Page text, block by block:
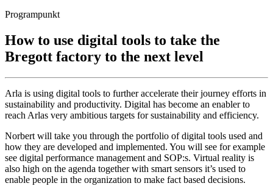
Programpunkt
How to use digital tools to take the
Bregott factory to the next level
Arla is using digital tools to further accelerate their journey efforts in
sustainability and productivity. Digital has become an enabler to
reach Arlas very ambitious targets for sustainability and efficiency.
Norbert will take you through the portfolio of digital tools used and
how they are developed and implemented. You will see for example
see digital performance management and SOP:s. Virtual reality is
also high on the agenda together with smart sensors it’s used to
enable people in the organization to make fact based decisions.